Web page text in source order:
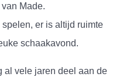
Made.
er is altijd ruimte
schaakavond.
al vele jaren deel aan de